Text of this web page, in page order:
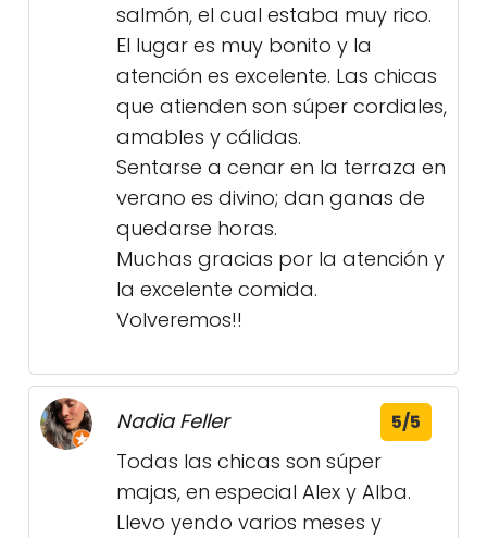
salmón, el cual estaba muy rico.
El lugar es muy bonito y la
atención es excelente. Las chicas
que atienden son súper cordiales,
amables y cálidas.
Sentarse a cenar en la terraza en
verano es divino; dan ganas de
quedarse horas.
Muchas gracias por la atención y
la excelente comida.
Volveremos!!
Nadia Feller 5/5
Todas las chicas son súper
majas, en especial Alex y Alba.
Llevo yendo varios meses y